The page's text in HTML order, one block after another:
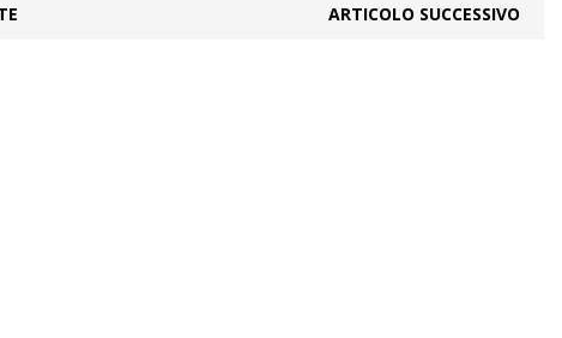
ARTICOLO SUCCESSIVO